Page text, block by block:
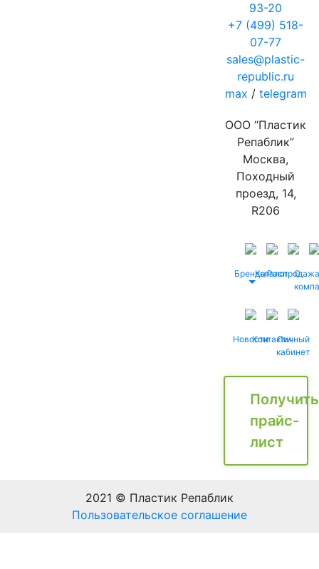
93-20
+7 (499) 518-
07-77
sales@plastic-
republic.ru
max / telegram
ООО “Пластик
Репаблик”
Москва,
Походный
проезд, 14,
R206
БрендыКаталог
Распродажа
О
НовостиКонтактыЛичный
кабинет
Получить
прайс-
лист
2021 © Пластик Репаблик
Пользовательское соглашение